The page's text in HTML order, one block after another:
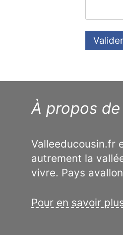
Valider
À propos
Valleeducousin.fr
autrement la
vivre. Pays
Pour en savoir